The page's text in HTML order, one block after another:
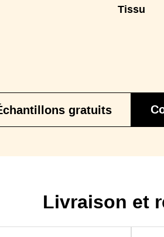
Tissu
gratuits
Livraison et